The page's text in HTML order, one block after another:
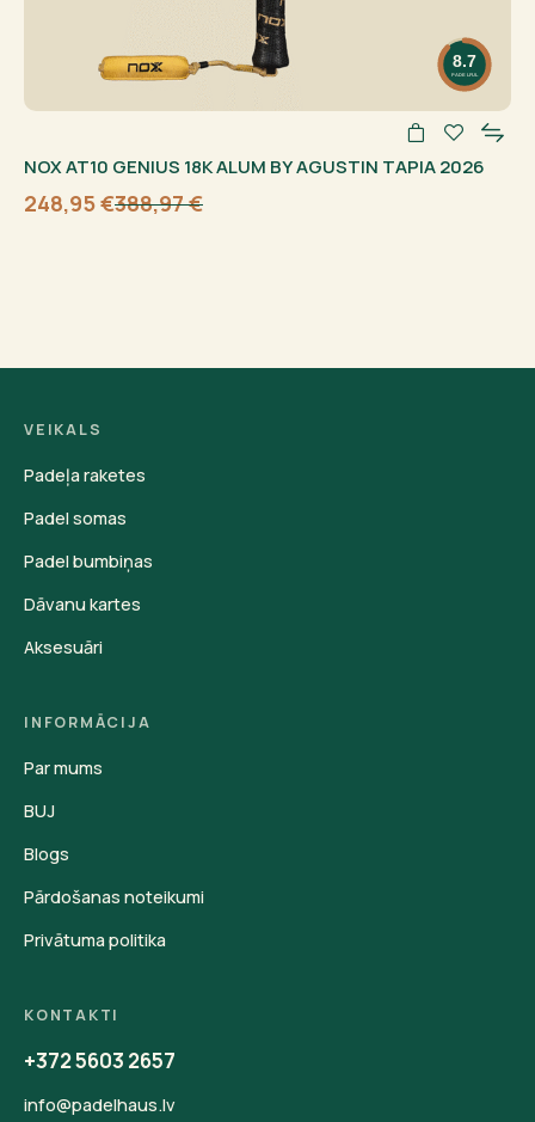
8.7
PADELFUL
NOX AT10 GENIUS 18K ALUM BY AGUSTIN TAPIA 2026
388,97€
Sākotnējā
248,95€
Current
VEIKALS
Padeļa raketes
Padel somas
Padel bumbiņas
Dāvanu kartes
Aksesuāri
INFORMĀCIJA
Par mums
BUJ
Blogs
Pārdošanas noteikumi
Privātuma politika
KONTAKTI
+372 5603 2657
info@padelhaus.lv